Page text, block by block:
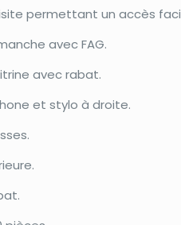
permettant un accès
avec FAG.
avec rabat.
et stylo à droite.